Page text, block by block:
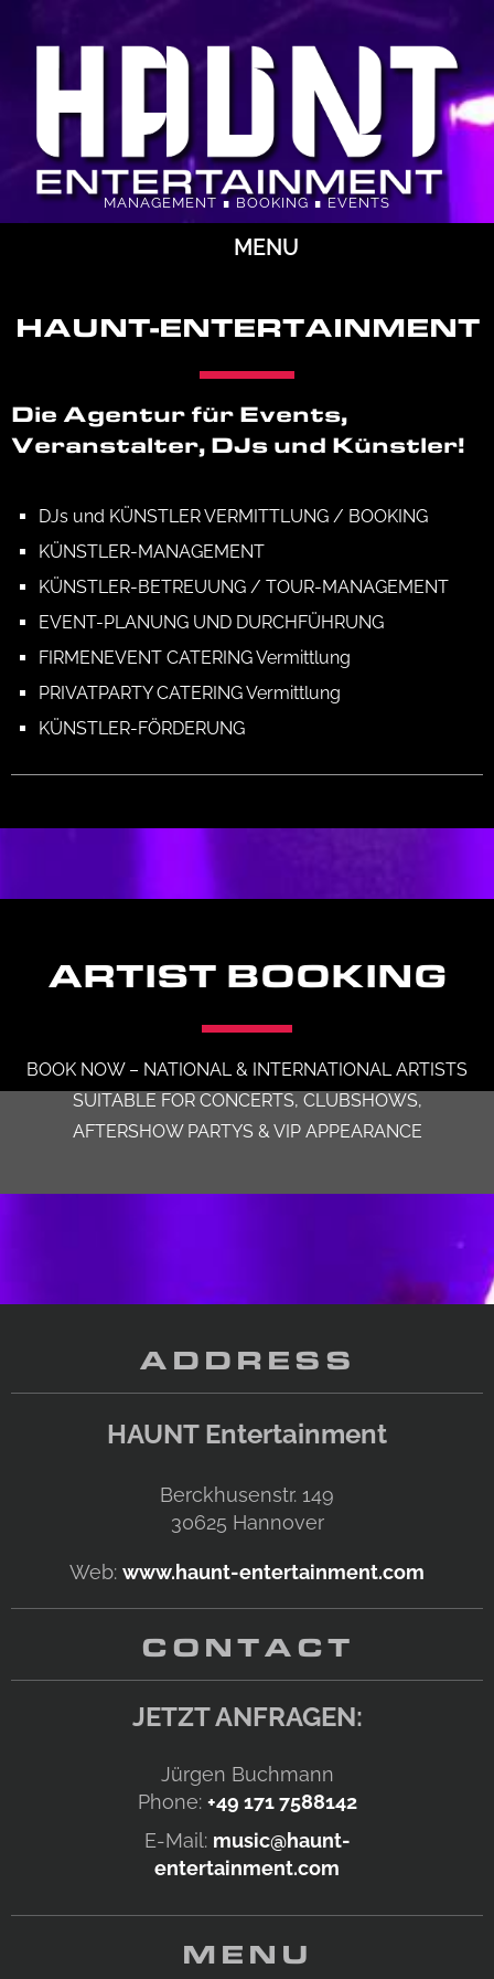
MENU
MANAGEMENT ∎ BOOKING ∎ EVENTS
HAUNT-ENTERTAINMENT
Die Agentur für Events,
Veranstalter, DJs und Künstler!
DJs und KÜNSTLER VERMITTLUNG / BOOKING
KÜNSTLER-MANAGEMENT
KÜNSTLER-BETREUUNG / TOUR-MANAGEMENT
EVENT-PLANUNG UND DURCHFÜHRUNG
FIRMENEVENT CATERING Vermittlung
PRIVATPARTY CATERING Vermittlung
KÜNSTLER-FÖRDERUNG
ARTIST BOOKING
BOOK NOW – NATIONAL & INTERNATIONAL ARTISTS
SUITABLE FOR CONCERTS, CLUBSHOWS,
AFTERSHOW PARTYS & VIP APPEARANCE
ADDRESS
HAUNT Entertainment
Berckhusenstr. 149
30625 Hannover
Web: www.haunt-entertainment.com
CONTACT
JETZT ANFRAGEN:
Jürgen Buchmann
Phone: +49 171 7588142
E-Mail: music@haunt-
entertainment.com
MENU